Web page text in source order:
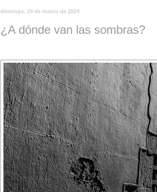
domingo, 24 de marzo de 2024
¿A dónde van las sombras?